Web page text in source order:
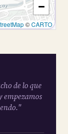
−
©CARTO
de lo que
empezamos